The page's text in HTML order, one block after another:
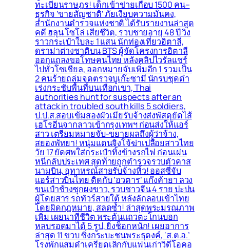
ทะเบียนราษฎร! เด็กเข้าข่ายเกือบ 1500 คน–
ธุรกิจ ‘ขายสัญชาติ’ ภัยเงียบความมั่นคง,
สำนักงานตำรวจแห่งชาติ ได้รับรายงานล่าสุด
คดี ฮลุน โซโล่ เสียชีวิต, รวบชายอายุ 48 ปี วิ่ง
ราวกระเป๋าใบละ 1 แสน นักท่องเที่ยวอิตาลี,
ดราม่าต่างชาติบน BTS ผู้จัดโครงการอิตาลี
ออกแถลงขอโทษคนไทย หลังคลิปไวรัลแชร์
ไปทั่วโซเชียล, ออกหมายจับเพิ่มอีก 1 รวมเป็น
2 คนร้ายถล่มจุดตรวจบูเก๊ะซามี นักรบชุดดำ
เร่งกระชับพื้่นที่บนเทือกเขา, Thai
authorities hunt for suspects after an
attack in troubled south kills 5 soldiers,
ป.ป.ส.สอบเข้มสองผัวเมียรับจ้างส่งพัสดุยัดไส้
เฮโรอีนจากลาวเข้ากรุงเทพฯ ก่อนส่งให้แอร์
สาว เตรียมหมายจับ-ขยายผลถึงผู้ว่าจ้าง,
สยองพัทยา! หนุ่มแดนจิงโจ้ฆ่าเปลือยสาวไทย
วัย 17 ยัดศพใส่กระเป๋าทิ้งข้างรถไฟ ก่อนเผ่น
หนีกลับประเทศ สุดท้ายถูกตำรวจรวบตัวคาส
นามบิน, อุทาหรณ์สายรับจ้างหิ้ว! ออสซี่จับ
แอร์สาวบินไทย ติดกับ ‘อวตาร’ แก๊งค้ายา ลวง
ขนเป๋าช้างซุกผงขาว, รวบชาวจีน 4 ราย ปะปน
ผู้โดยสาร รถทัวร์สายใต้ หลังลักลอบเข้าไทย
โดยผิดกฎหมาย, สลดซ้ำ! ล่าสุดพระมรณภาพ
เพิ่ม เผยนาทีชีวิต พระต้นแถวตะโกนบอก
หลบรอดมาได้ 5 รูป, ยิ่งช็อกหนัก! เผยอาการ
ล่าสุด 11 ขวบ ซิ่งกระบะชนพระธุดงค์, ‘ส.ต.อ.’
โรงพักแสมดำเครียดเลิกกับแฟนเก่าวิดีโอคอ